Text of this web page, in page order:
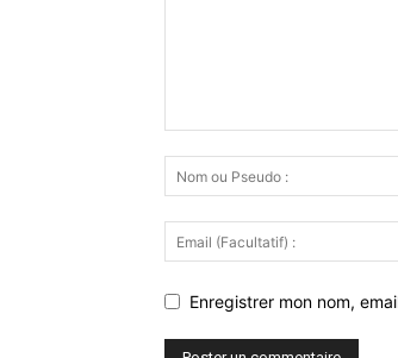
Enregistrer mon nom,